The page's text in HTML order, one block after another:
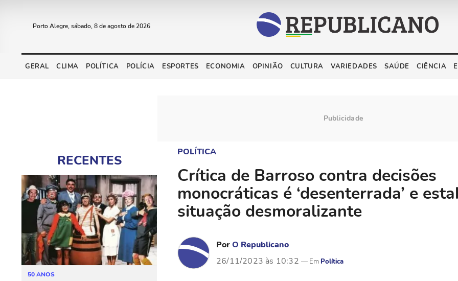
Porto Alegre, sábado, 8 de agosto de 2026
GERAL CLIMA POLÍTICA POLÍCIA ESPORTES ECONOMIA OPINIÃO CULTURA VARIEDADES SAÚDE CIÊNCIA
RECENTES
50 ANOS
POLÍTICA
Crítica de Barroso contra decisões
monocráticas é ‘desenterrada’ e
situação desmoralizante
PorO Republicano
26/11/2023 às 10:32
Política